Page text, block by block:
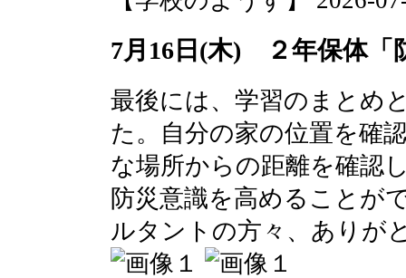
7月16日(木) ２年保体
最後には、学習のまとめ
た。自分の家の位置を確
な場所からの距離を確認
防災意識を高めることが
ルタントの方々、ありが